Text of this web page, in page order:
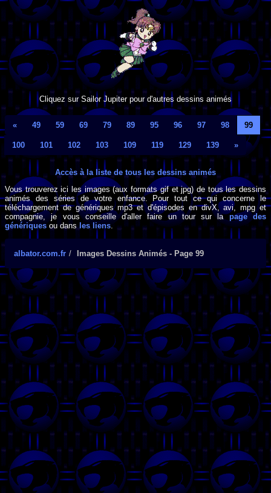
Cliquez sur Sailor Jupiter pour d'autres dessins animés
« 49 59 69 79 89 95 96 97 98 99
100 101 102 103 109 119 129 139 »
Accès à la liste de tous les dessins animés
Vous trouverez ici les images (aux formats gif et jpg) de tous les dessins
animés des séries de votre enfance. Pour tout ce qui concerne le
téléchargement de génériques mp3 et d'épisodes en divX, avi, mpg et
compagnie, je vous conseille d'aller faire un tour sur lapage des
génériques ou dansles liens.
albator.com.fr Images Dessins Animés - Page 99